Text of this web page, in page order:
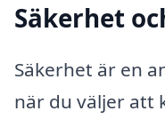
Säkerhet
Säkerhet är en
när du väljer att